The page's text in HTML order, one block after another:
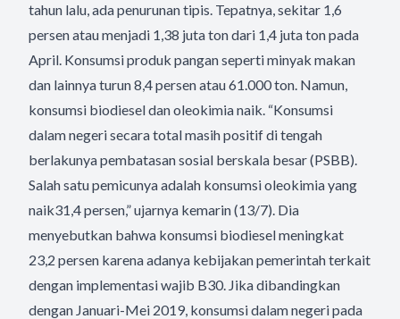
tahun lalu, ada penurunan tipis. Tepatnya, sekitar 1,6
persen atau menjadi 1,38 juta ton dari 1,4 juta ton pada
April. Konsumsi produk pangan seperti minyak makan
dan lainnya turun 8,4 persen atau 61.000 ton. Namun,
konsumsi biodiesel dan oleokimia naik. “Konsumsi
dalam negeri secara total masih positif di tengah
berlakunya pembatasan sosial berskala besar (PSBB).
Salah satu pemicunya adalah konsumsi oleokimia yang
naik31,4 persen,” ujarnya kemarin (13/7). Dia
menyebutkan bahwa konsumsi biodiesel meningkat
23,2 persen karena adanya kebijakan pemerintah terkait
dengan implementasi wajib B30. Jika dibandingkan
dengan Januari-Mei 2019, konsumsi dalam negeri pada